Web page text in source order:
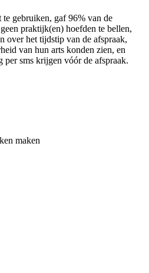
te gebruiken, gaf 96% van de
praktijk(en) hoefden te bellen,
over het tijdstip van de afspraak,
van hun arts konden zien, en
per sms krijgen vóór de afspraak.
maken